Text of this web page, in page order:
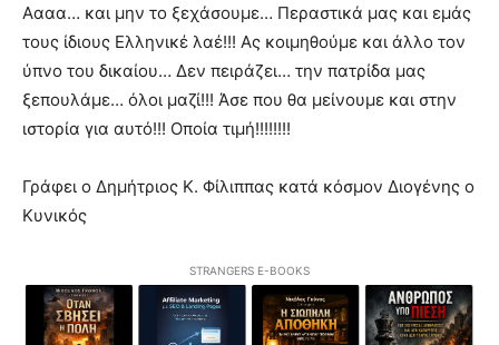
Αααα… και μην το ξεχάσουμε… Περαστικά μας και εμάς
τους ίδιους Ελληνικέ λαέ!!! Ας κοιμηθούμε και άλλο τον
ύπνο του δικαίου… Δεν πειράζει… την πατρίδα μας
ξεπουλάμε… όλοι μαζί!!! Άσε που θα μείνουμε και στην
ιστορία για αυτό!!! Οποία τιμή!!!!!!!!
Γράφει ο Δημήτριος Κ. Φίλιππας κατά κόσμον Διογένης ο
Κυνικός
STRANGERS E-BOOKS